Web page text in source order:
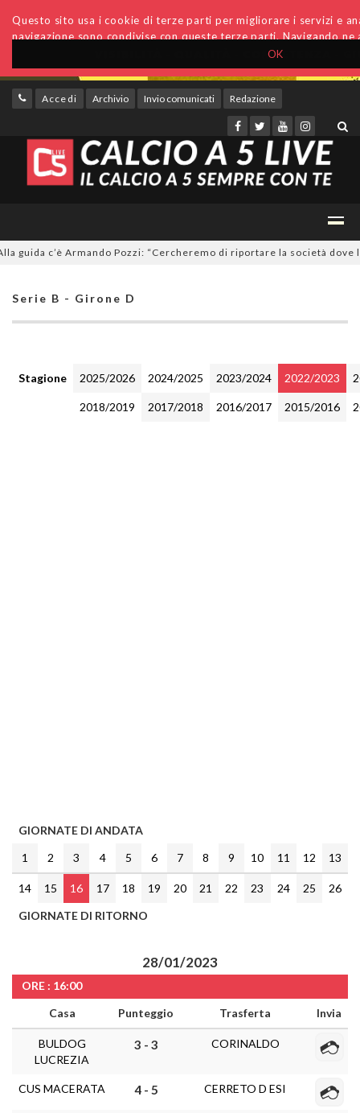
OK
Questo sito usa i cookie di terze parti per migliorare i servizi e
navigazione sono condivise con queste terze parti. Navigando
Accedi Archivio Invio comunicati Redazione
c’è Armando Pozzi: “Cercheremo di riportare la società dove le
Serie B - Girone D
Stagione 2025/2026 2024/2025 2023/2024 2022/2023
2018/2019 2017/2018 2016/2017 2015/2016
GIORNATE DI ANDATA
1
2 3 4 5 6 7 8 9 10 11 12 13
14 15 16 17 18 19 20 21 22 23 24 25
26
GIORNATE DI RITORNO
28/01/2023
ORE : 16:00
Casa
Punteggio Trasferta Invia
BULDOG
LUCREZIA
3 - 3 CORINALDO
CUS MACERATA 4 - 5 CERRETO D ESI